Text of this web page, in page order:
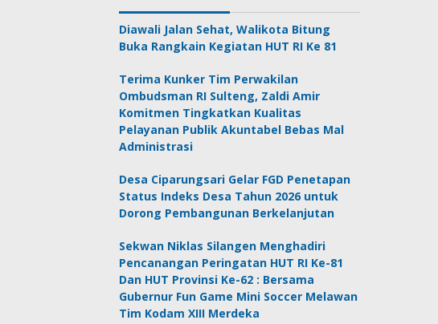
Diawali Jalan Sehat, Walikota Bitung
Buka Rangkain Kegiatan HUT RI Ke 81
Terima Kunker Tim Perwakilan
Ombudsman RI Sulteng, Zaldi Amir
Komitmen Tingkatkan Kualitas
Pelayanan Publik Akuntabel Bebas Mal
Administrasi
Desa Ciparungsari Gelar FGD Penetapan
Status Indeks Desa Tahun 2026 untuk
Dorong Pembangunan Berkelanjutan
Sekwan Niklas Silangen Menghadiri
Pencanangan Peringatan HUT RI Ke-81
Dan HUT Provinsi Ke-62 : Bersama
Gubernur Fun Game Mini Soccer Melawan
Tim Kodam XIII Merdeka